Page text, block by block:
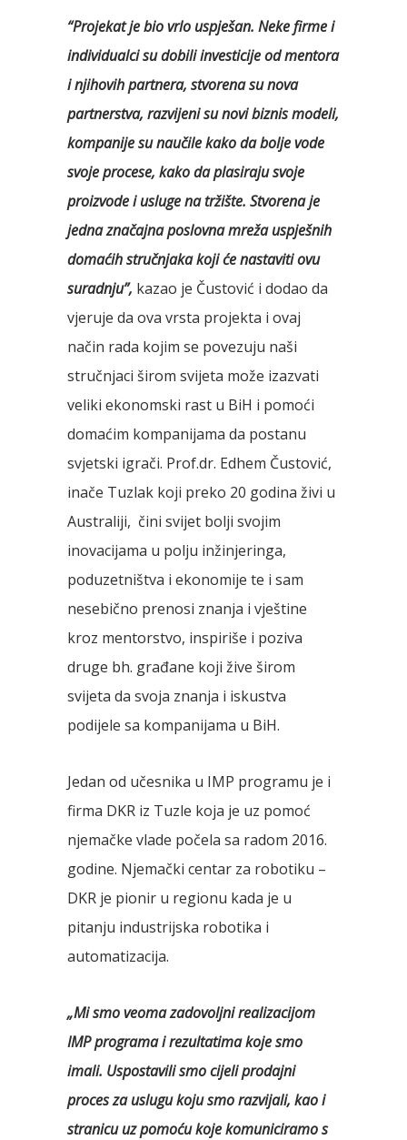
“Projekat je bio vrlo uspješan. Neke firme i
individualci su dobili investicije od mentora
i njihovih partnera, stvorena su nova
partnerstva, razvijeni su novi biznis modeli,
kompanije su naučile kako da bolje vode
svoje procese, kako da plasiraju svoje
proizvode i usluge na tržište. Stvorena je
jednaznačajna poslovna mreža uspješnih
domaćih stručnjaka koji će nastaviti ovu
suradnju”, kazao je Čustović i dodao da
vjeruje da ova vrsta projekta i ovaj
način rada kojim se povezuju naši
stručnjaci širom svijeta može izazvati
veliki ekonomski rast u BiH i pomoći
domaćim kompanijama da postanu
svjetski igrači. Prof.dr. Edhem Čustović,
inače Tuzlak koji preko 20 godina živi u
Australiji, čini svijet bolji svojim
inovacijama u polju inžinjeringa,
poduzetništva i ekonomije te i sam
nesebično prenosi znanja i vještine
kroz mentorstvo, inspiriše i poziva
druge bh. građane koji žive širom
svijeta da svoja znanja i iskustva
podijele sa kompanijama u BiH.
Jedan od učesnika u IMP programu je i
firma DKR iz Tuzle koja je uz pomoć
njemačke vlade počela sa radom 2016.
godine. Njemački centar za robotiku –
DKR je pionir u regionu kada je u
pitanju industrijska robotika i
automatizacija.
„Mi smo veoma zadovoljni realizacijom
IMP programa i rezultatima koje smo
imali. Uspostavili smo cijeli prodajni
proces za uslugu koju smo razvijali, kao i
stranicu uz pomoću koje komuniciramo s